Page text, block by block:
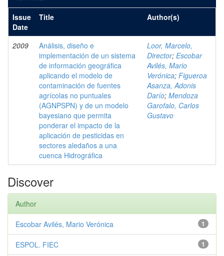
Issue
Date
Title Author(s)
2009
Análisis, diseño e
implementación de un sistema
de información geográfica
aplicando el modelo de
contaminación de fuentes
agrícolas no puntuales
(AGNPSPN) y de un modelo
bayesiano que permita
ponderar el impacto de la
aplicación de pesticidas en
sectores aledaños a una
cuenca Hidrográfica
Loor, Marcelo,
Director; Escobar
Avilés, Mario
Verónica; Figueroa
Asanza, Adonis
Darío; Mendoza
Garofalo, Carlos
Gustavo
Discover
Author
1
Escobar Avilés, Mario Verónica
1
ESPOL. FIEC